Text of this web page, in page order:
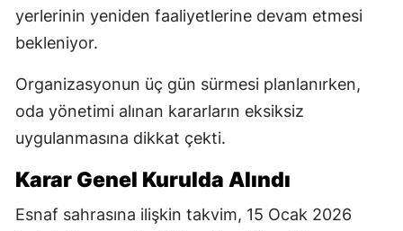
yerlerinin yeniden faaliyetlerine devam etmesi
bekleniyor.
Organizasyonun üç gün sürmesi planlanırken,
oda yönetimi alınan kararların eksiksiz
uygulanmasına dikkat çekti.
Karar Genel Kurulda Alındı
Esnaf sahrasına ilişkin takvim, 15 Ocak 2026